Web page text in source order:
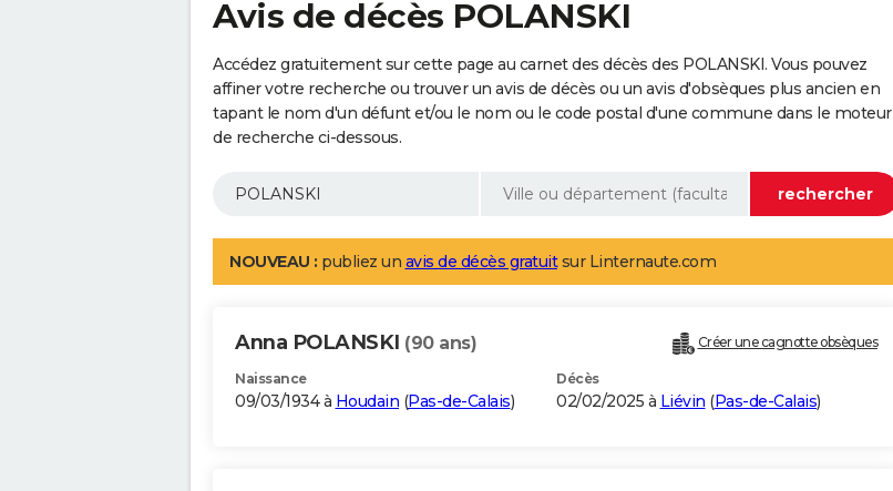
Avis de décès POLANSKI
Accédez gratuitement sur cette page au carnet des décès des POLANSKI. Vous pouvez
affiner votre recherche ou trouver un avis de décès ou un avis d'obsèques plus ancien en
tapant le nom d'un défunt et/ou le nom ou le code postal d'une commune dans le moteur
de recherche ci-dessous.
NOUVEAU : publiez un avis de décès gratuitsur Linternaute.com
Anna POLANSKI (90 ans) Créer une cagnotte obsèques
Naissance
09/03/1934 à Houdain (Pas-de-Calais)
Décès
02/02/2025 à Liévin (Pas-de-Calais)